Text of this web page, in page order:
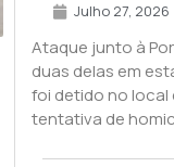
Julho 27, 2026
Ataque junto à
duas delas em
foi detido no local
tentativa de